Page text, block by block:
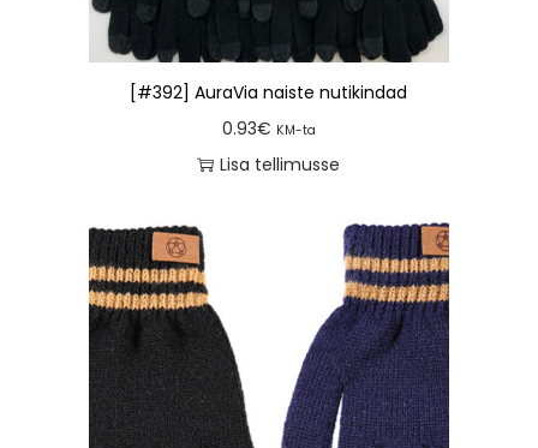
[#392] AuraVia naiste nutikindad
0.93€ KM-ta
Lisa tellimusse